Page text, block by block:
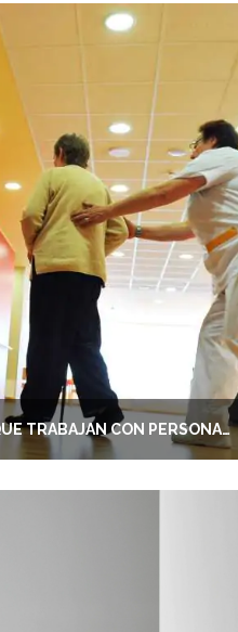
CÓMO CUIDAR LA SALUD DE LOS QUE TRABAJAN CON PERSONAS DEPENDIENTES